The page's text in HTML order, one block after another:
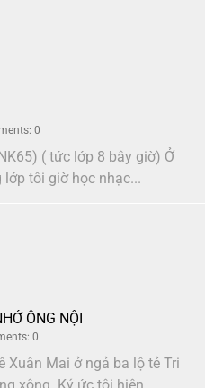
0
( tức lớp 8 bây giờ) Ở
lớp tôi giờ học nhạc...
ÔNG NỘI
0
Xuân Mai ở ngả ba lộ tẻ Tri